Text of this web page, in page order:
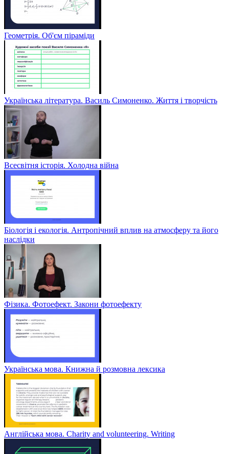
Геометрія. Об'єм піраміди
Українська література. Василь Симоненко. Життя і творчість
Всесвітня історія. Холодна війна
Біологія і екологія. Антропічний вплив на атмосферу та його
наслідки
Фізика. Фотоефект. Закони фотоефекту
Українська мова. Книжна й розмовна лексика
Англійська мова. Charity and volunteering. Writing